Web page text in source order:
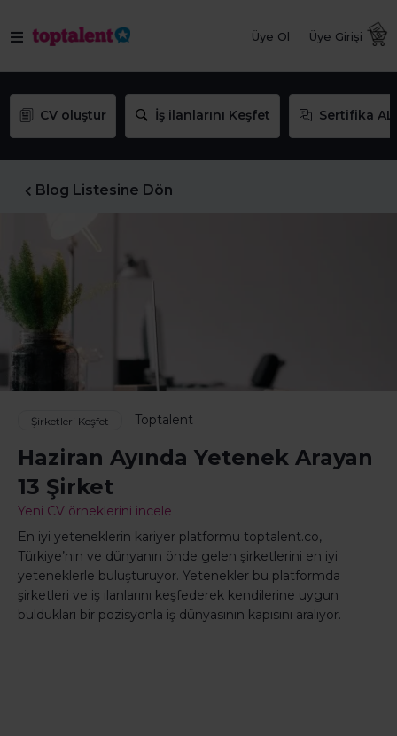
Üye Ol Üye Girişi
CV oluştur İş ilanlarını Keşfet Sertifika AL
Blog Listesine Dön
Şirketleri Keşfet Toptalent
Haziran Ayında Yetenek Arayan
13 Şirket
Yeni CV örneklerini incele
En iyi yeteneklerin kariyer platformu toptalent.co,
Türkiye’nin ve dünyanın önde gelen şirketlerini en iyi
yeteneklerle buluşturuyor. Yetenekler bu platformda
şirketleri ve iş ilanlarını keşfederek kendilerine uygun
buldukları bir pozisyonla iş dünyasının kapısını aralıyor.